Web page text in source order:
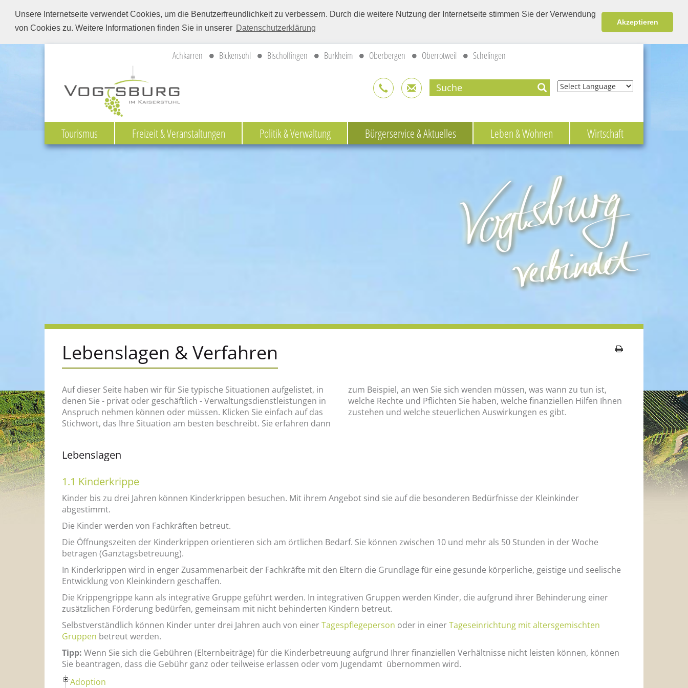
Unsere Internetseite verwendet Cookies, um die Benutzerfreundlichkeit zu verbessern. Durch die weitere Nutzung der Internetseite stimmen Sie der Verwendung
von Cookies zu. Weitere Informationen finden Sie in unserer Datenschutzerklärung
Akzeptieren
Achkarren Bickensohl Bischoffingen Burkheim Oberbergen Oberrotweil Schelingen
Tourismus Freizeit & Veranstaltungen Politik & Verwaltung Bürgerservice & Aktuelles Leben & Wohnen Wirtschaft
Lebenslagen & Verfahren
Auf dieser Seite haben wir für Sie typische Situationen aufgelistet, in
denen Sie - privat oder geschäftlich - Verwaltungsdienstleistungen in
Anspruch nehmen können oder müssen. Klicken Sie einfach auf das
Stichwort, das Ihre Situation am besten beschreibt. Sie erfahren dann
zum Beispiel, an wen Sie sich wenden müssen, was wann zu tun ist,
welche Rechte und Pflichten Sie haben, welche finanziellen Hilfen Ihnen
zustehen und welche steuerlichen Auswirkungen es gibt.
Lebenslagen
1.1 Kinderkrippe
Kinder bis zu drei Jahren können Kinderkrippen besuchen. Mit ihrem Angebot sind sie auf die besonderen Bedürfnisse der Kleinkinder
abgestimmt.
Die Kinder werden von Fachkräften betreut.
Die Öffnungszeiten der Kinderkrippen orientieren sich am örtlichen Bedarf. Sie können zwischen 10 und mehr als 50 Stunden in der Woche
betragen (Ganztagsbetreuung).
In Kinderkrippen wird in enger Zusammenarbeit der Fachkräfte mit den Eltern die Grundlage für eine gesunde körperliche, geistige und seelische
Entwicklung von Kleinkindern geschaffen.
Die Krippengrippe kann als integrative Gruppe geführt werden. In integrativen Gruppen werden Kinder, die aufgrund ihrer Behinderung einer
zusätzlichen Förderung bedürfen, gemeinsam mit nicht behinderten Kindern betreut.
Selbstverständlich können Kinder unter drei Jahren auch von einerTagespflegeperson oder in einerTageseinrichtung mit altersgemischten
Gruppen betreut werden.
Tipp: Wenn Sie sich die Gebühren (Elternbeiträge) für die Kinderbetreuung aufgrund Ihrer finanziellen Verhältnisse nicht leisten können, können
Sie beantragen, dass die Gebühr ganz oder teilweise erlassen oder vom Jugendamt übernommen wird.
Adoption